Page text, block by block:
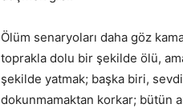
Ölüm senaryoları daha göz
toprakla dolu bir şekilde ölü,
şekilde yatmak; başka biri,
dokunmamaktan korkar; bütün